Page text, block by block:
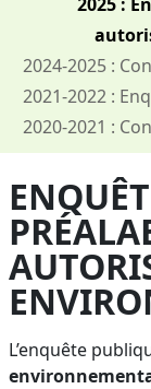
2024-2025 :
2021-2022 :
2020-2021 :
L’enquête